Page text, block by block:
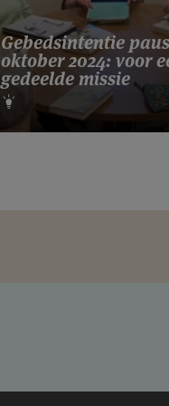
Gebedsintentie paus
oktober 2024: voor
gedeelde missie